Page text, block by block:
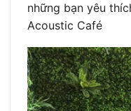
những bạn yêu
Acoustic Café